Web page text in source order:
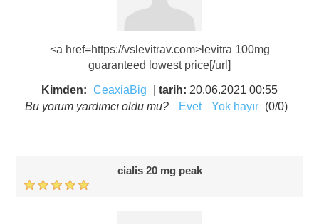
<a href=https://vslevitrav.com>levitra 100mg
guaranteed lowest price[/url]
Kimden: CeaxiaBig tarih: 20.06.2021 00:55
Bu yorum yardımcı oldu mu?
Evet Yok hayır (0/0)
cialis 20 mg peak